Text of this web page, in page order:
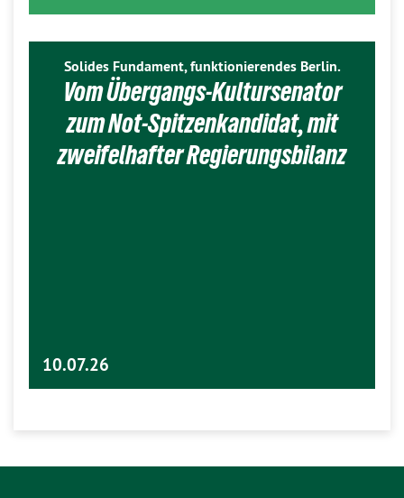
Solides Fundament, funktionierendes Berlin.
Vom Übergangs-Kultursenator
zum Not-Spitzenkandidat, mit
zweifelhafter Regierungsbilanz
10.07.26